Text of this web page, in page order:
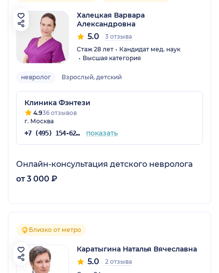
Халецкая Варвара
Александровна
5.0
3 отзыва
Стаж 28 лет
Кандидат мед. наук
Высшая категория
невролог Взрослый, детский
Клиника Фэнтези
4.936 отзывов
г. Москва
+7 (495) 154-62-12 показать
Онлайн-консультация детского невролога
от 3 000 ₽
Близко от метро
Каратыгина Наталья Вячеславна
5.0
2 отзыва